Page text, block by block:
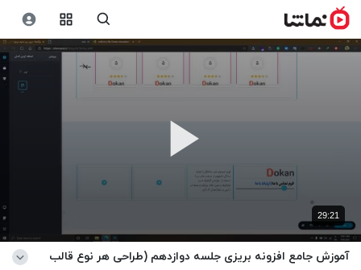
29:21
آموزش جامع افزونه بریزی جلسه دوازدهم (طراحی هر نوع قالب